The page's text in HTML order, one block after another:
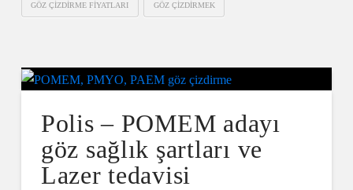
GÖZ ÇIZDIRME FIYATLARI GÖZ ÇIZDIRMEK
Polis – POMEM adayı
göz sağlık şartları ve
Lazer tedavisi